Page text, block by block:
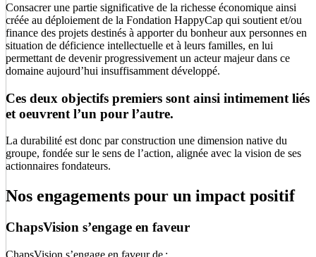
Consacrer une partie significative de la richesse économique ainsi
créée au déploiement de la Fondation HappyCap qui soutient et/ou
finance des projets destinés à apporter du bonheur aux personnes en
situation de déficience intellectuelle et à leurs familles, en lui
permettant de devenir progressivement un acteur majeur dans ce
domaine aujourd’hui insuffisamment développé.
Ces deux objectifs premiers sont ainsi intimement liés
et oeuvrent l’un pour l’autre.
La durabilité est donc par construction une dimension native du
groupe, fondée sur le sens de l’action, alignée avec la vision de ses
actionnaires fondateurs.
Nos engagements pour un impact positif
ChapsVision s’engage en faveur
ChapsVision s’engage en faveur de :